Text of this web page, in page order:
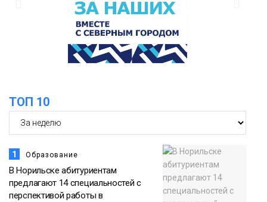
региона
ТОП 10
1 Образование
В Норильске абитуриентам
предлагают 14 специальностей с
перспективой работы в